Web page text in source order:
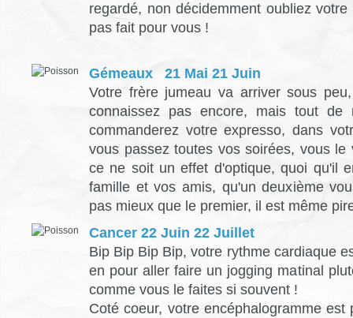
regardé, non décidemment oubliez
pas fait pour vous !
Gémeaux 21 Mai 21 Juin
Votre frère jumeau va arriver sous
connaissez pas encore, mais tout de
commanderez votre expresso, dans
vous passez toutes vos soirées, vous le
ce ne soit un effet d'optique, quoi qu'il
famille et vos amis, qu'un deuxième
pas mieux que le premier, il est même
Cancer 22 Juin 22 Juillet
Bip Bip Bip Bip, votre rythme cardiaque
en pour aller faire un jogging matinal
comme vous le faites si souvent !
Coté coeur, votre encéphalogramme est